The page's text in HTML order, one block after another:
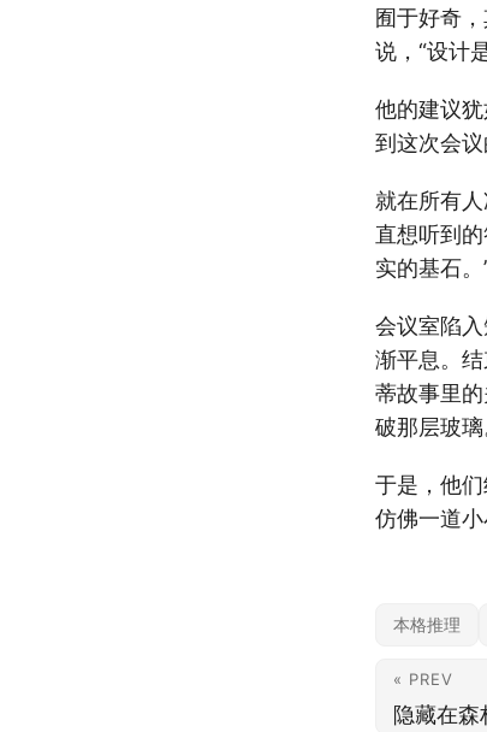
囿于好奇
说，“设计
他的建议
到这次会
就在所有
直想听到
实的基石。
会议室陷
渐平息。
蒂故事里
破那层玻璃
于是，他
仿佛一道
本格推理
« PREV
隐藏在森